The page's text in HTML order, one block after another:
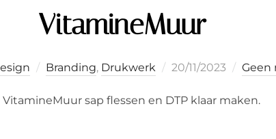
VitamineMuur
Branding, Drukwerk
Geplaatst
20/11/2023 Geen
sap flessen en DTP klaar maken.